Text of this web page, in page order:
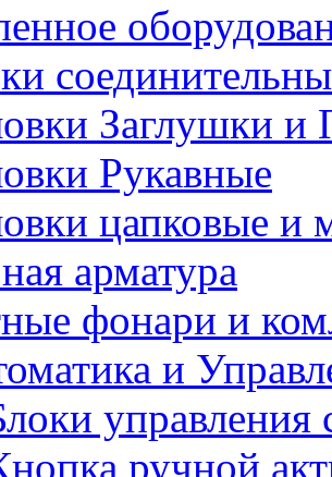
Заглушки и
Рукавные
цапковые и
арматура
фонари и
и
ручной